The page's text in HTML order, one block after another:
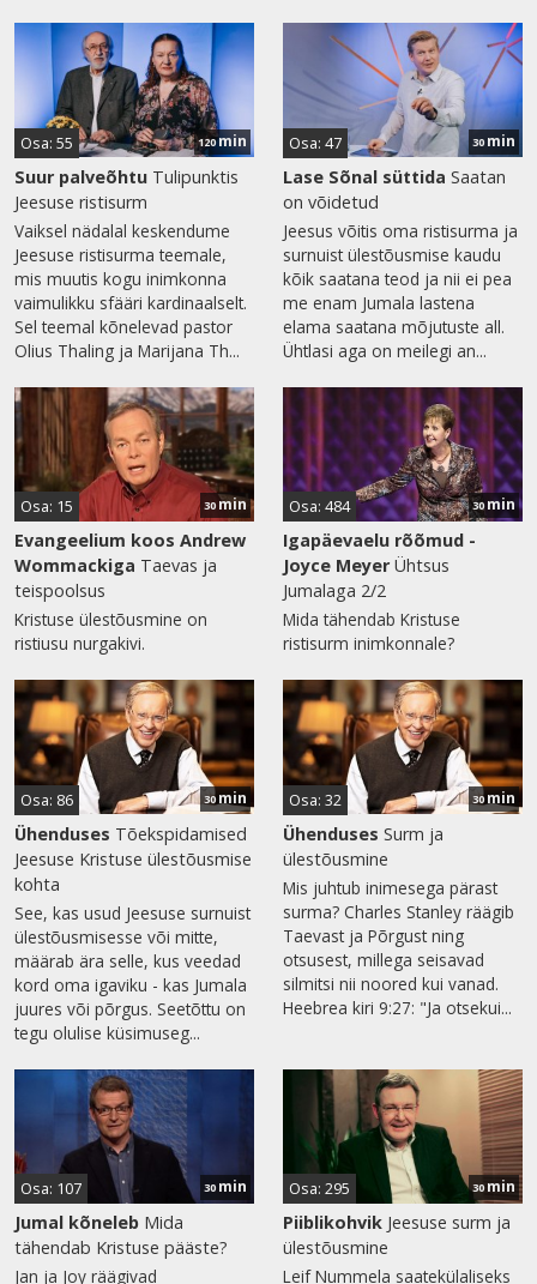
120min
Osa: 55
Suur palveõhtu Tulipunktis
Jeesuse ristisurm
Vaiksel nädalal keskendume
Jeesuse ristisurma teemale,
mis muutis kogu inimkonna
vaimulikku sfääri kardinaalselt.
Sel teemal kõnelevad pastor
Olius Thaling ja Marijana Th...
30 min
Osa: 47
Lase Sõnal süttida Saatan
on võidetud
Jeesus võitis oma ristisurma ja
surnuist ülestõusmise kaudu
kõik saatana teod ja nii ei pea
me enam Jumala lastena
elama saatana mõjutuste all.
Ühtlasi aga on meilegi an...
30 min
Osa: 15
Evangeelium koos Andrew
Wommackiga Taevas ja
teispoolsus
Kristuse ülestõusmine on
ristiusu nurgakivi.
30min
Osa: 484
Igapäevaelu rõõmud -
Joyce Meyer Ühtsus
Jumalaga 2/2
Mida tähendab Kristuse
ristisurm inimkonnale?
30 min
Osa: 86
Ühenduses Tõekspidamised
Jeesuse Kristuse ülestõusmise
kohta
See, kas usud Jeesuse surnuist
ülestõusmisesse või mitte,
määrab ära selle, kus veedad
kord oma igaviku - kas Jumala
juures või põrgus. Seetõttu on
tegu olulise küsimuseg...
30 min
Osa: 32
Ühenduses Surm ja
ülestõusmine
Mis juhtub inimesega pärast
surma? Charles Stanley räägib
Taevast ja Põrgust ning
otsusest, millega seisavad
silmitsi nii noored kui vanad.
Heebrea kiri 9:27: "Ja otsekui...
30 min
Osa: 107
Jumal kõneleb Mida
tähendab Kristuse pääste?
Jan ja Joy räägivad
30min
Osa: 295
Piiblikohvik Jeesuse surm ja
ülestõusmine
Leif Nummela saatekülaliseks